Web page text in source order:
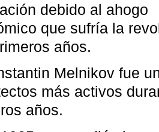
debido al ahogo
que sufría la
años.
Melnikov fue
más activos
años.